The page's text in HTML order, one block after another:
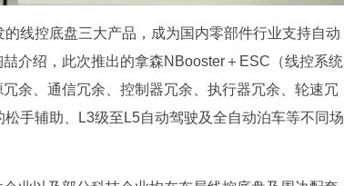
线控底盘三大产品，成为国内零部件行业支持自动
介绍，此次推出的拿森NBooster＋ESC（线控系统
余、通信冗余、控制器冗余、执行器冗余、轮速冗
手辅助、L3级至L5自动驾驶及全自动泊车等不同场